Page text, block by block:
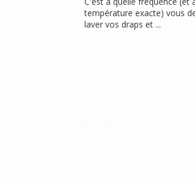
température exacte) vous
laver vos draps et ...